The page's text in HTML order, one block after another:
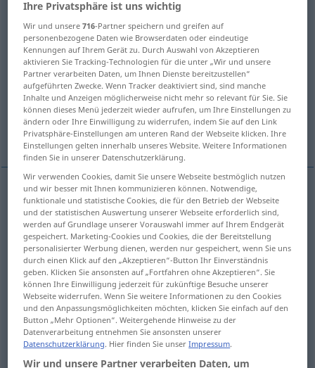
Übersicht aller Übersetzungen
(Für mehr Details die Übersetzung anklicken/antippen)
estar de en pie estar, encontrarse
estar estar escrito, figurar
estar parado Weitere Beispiele...
estardeodenpie stehen(≈ aufrecht stehen)
estar,encontrarse(en la ventana) stehen am
Fenster (≈ sich befinden)
Beispiele
stehenbleiben(≈ zurückgelassen werden)
Ihre Privatsphäre ist uns wichtig
Wir und unsere716-Partner speichern und greifen auf
personenbezogene Daten wie Browserdaten oder eindeutige
Kennungen auf Ihrem Gerät zu. Durch Auswahl von Akzeptieren
aktivieren Sie Tracking-Technologien für die unter „Wir und unsere
Partner verarbeiten Daten, um Ihnen Dienste bereitzustellen“
aufgeführten Zwecke. Wenn Tracker deaktiviert sind, sind manche
Inhalte und Anzeigen möglicherweise nicht mehr so relevant für Sie. Sie
können dieses Menü jederzeit wieder aufrufen, um Ihre Einstellungen zu
ändern oder Ihre Einwilligung zu widerrufen, indem Sie auf den Link
Privatsphäre-Einstellungen am unteren Rand der Webseite klicken. Ihre
Einstellungen gelten innerhalb unseres Website. Weitere Informationen
finden Sie in unserer Datenschutzerklärung.
Wir verwenden Cookies, damit Sie unsere Webseite bestmöglich nutzen
und wir besser mit Ihnen kommunizieren können. Notwendige,
funktionale und statistische Cookies, die für den Betrieb der Webseite
und der statistischen Auswertung unserer Webseite erforderlich sind,
werden auf Grundlage unserer Vorauswahl immer auf Ihrem Endgerät
gespeichert. Marketing-Cookies und Cookies, die der Bereitstellung
personalisierter Werbung dienen, werden nur gespeichert, wenn Sie uns
durch einen Klick auf den „Akzeptieren“-Button Ihr Einverständnis
geben. Klicken Sie ansonsten auf „Fortfahren ohne Akzeptieren“. Sie
können Ihre Einwilligung jederzeit für zukünftige Besuche unserer
Webseite widerrufen. Wenn Sie weitere Informationen zu den Cookies
und den Anpassungsmöglichkeiten möchten, klicken Sie einfach auf den
Button „Mehr Optionen“. Weitergehende Hinweise zu der
Datenverarbeitung entnehmen Sie ansonsten unserer
Datenschutzerklärung. Hier finden Sie unserImpressum.
Wir und unsere Partner verarbeiten Daten, um